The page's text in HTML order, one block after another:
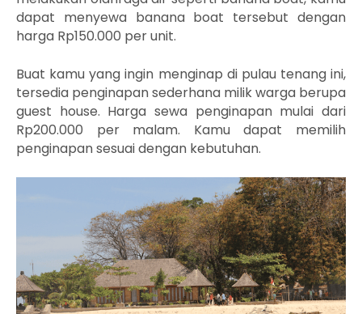
dapat menyewa banana boat tersebut dengan
harga Rp150.000 per unit.
Buat kamu yang ingin menginap di pulau tenang ini,
tersedia penginapan sederhana milik warga berupa
guest house. Harga sewa penginapan mulai dari
Rp200.000 per malam. Kamu dapat memilih
penginapan sesuai dengan kebutuhan.